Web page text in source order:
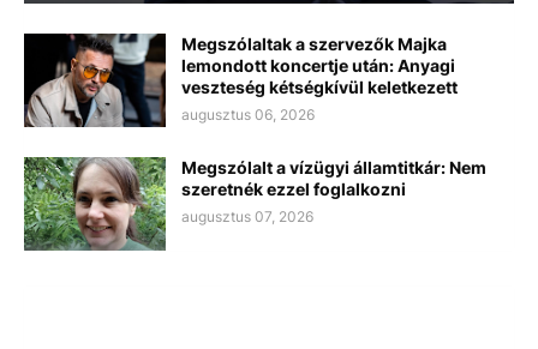
Megszólaltak a szervezők Majka
lemondott koncertje után: Anyagi
veszteség kétségkívül keletkezett
augusztus 06, 2026
Megszólalt a vízügyi államtitkár: Nem
szeretnék ezzel foglalkozni
augusztus 07, 2026